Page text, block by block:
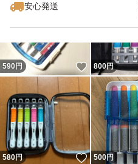
安心発送
590 円 いいね！
800円
580円 いいね！
500円